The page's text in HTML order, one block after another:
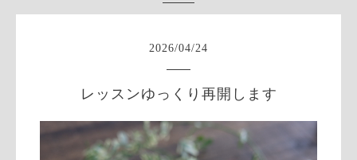
2026/04/24
レッスンゆっくり再開します